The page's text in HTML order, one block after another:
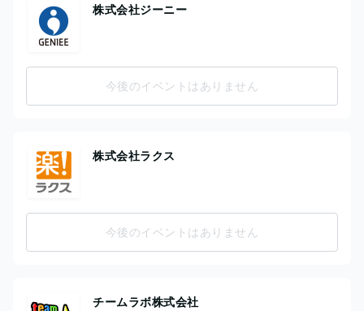
株式会社ジーニー
今後のイベントはありません
株式会社ラクス
今後のイベントはありません
チームラボ株式会社